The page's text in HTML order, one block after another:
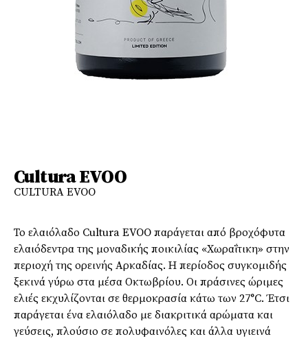
Cultura EVOO
CULTURA EVOO
Το ελαιόλαδο Cultura EVOO παράγεται από βροχόφυτα
ελαιόδεντρα της μοναδικής ποικιλίας «Χωραΐτικη» στην
περιοχή της ορεινής Αρκαδίας. Η περίοδος συγκομιδής
ξεκινά γύρω στα μέσα Οκτωβρίου. Οι πράσινες ώριμες
ελιές εκχυλίζονται σε θερμοκρασία κάτω των 27°C. Έτσι
παράγεται ένα ελαιόλαδο με διακριτικά αρώματα και
γεύσεις, πλούσιο σε πολυφαινόλες και άλλα υγιεινά